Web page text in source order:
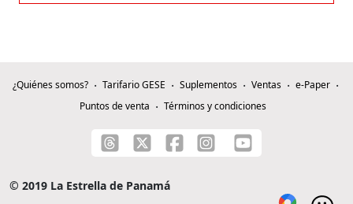
¿Quiénes somos? Tarifario GESE Suplementos Ventas
e-Paper
Puntos de venta
Términos y condiciones
© 2019 La Estrella de Panamá